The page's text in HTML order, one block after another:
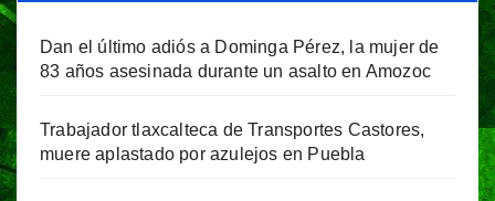
Dan el último adiós a Dominga Pérez, la mujer de
83 años asesinada durante un asalto en Amozoc
Trabajador tlaxcalteca de Transportes Castores,
muere aplastado por azulejos en Puebla